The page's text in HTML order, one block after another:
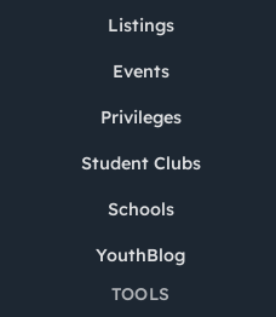
Listings
Events
Privileges
Student Clubs
Schools
YouthBlog
TOOLS